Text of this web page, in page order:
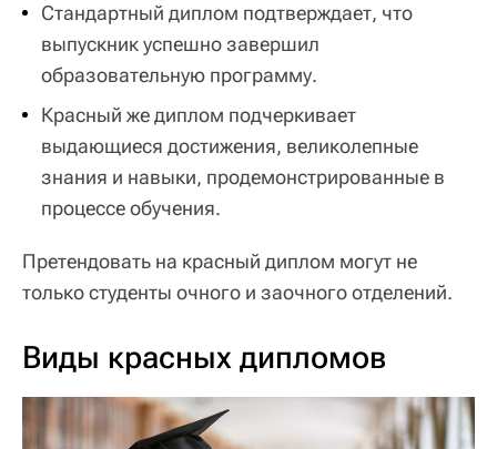
Стандартный диплом подтверждает, что
выпускник успешно завершил
образовательную программу.
Красный же диплом подчеркивает
выдающиеся достижения, великолепные
знания и навыки, продемонстрированные в
процессе обучения.
Претендовать на красный диплом могут не
только студенты очного и заочного отделений.
Виды красных дипломов